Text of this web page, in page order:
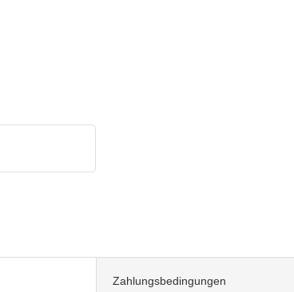
Zahlungsbedingungen